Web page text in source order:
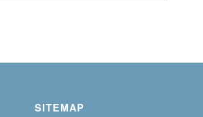
SITEMAP